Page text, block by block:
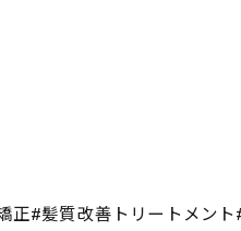
#髪質改善トリートメン